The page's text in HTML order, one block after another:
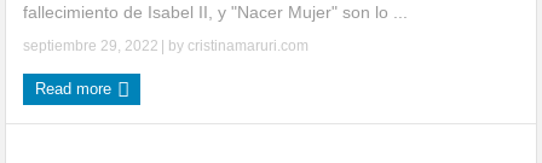
fallecimiento de Isabel II, y "Nacer Mujer" son lo ...
septiembre 29, 2022 | bycristinamaruri.com
Read more